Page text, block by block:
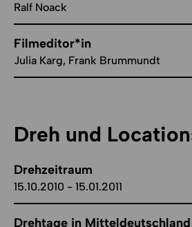
Ralf Noack
Filmeditor*in
Julia Karg, Frank Brummundt
Dreh und
Drehzeitraum
15.10.2010 - 15.01.2011
Drehtage in Mitteldeutschland